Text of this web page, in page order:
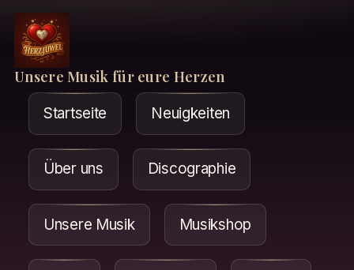
Unsere Musik für eure Herzen
Startseite Neuigkeiten
Über uns Discographie
Unsere Musik Musikshop